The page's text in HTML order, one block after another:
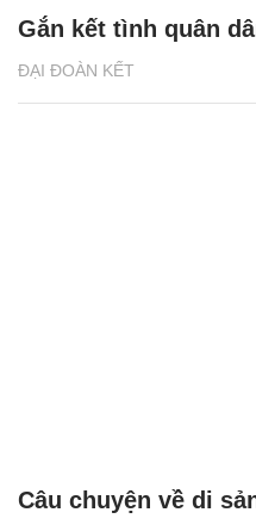
ĐẠI ĐOÀN KẾT
Gắn kết tình quân
Câu chuyện về di